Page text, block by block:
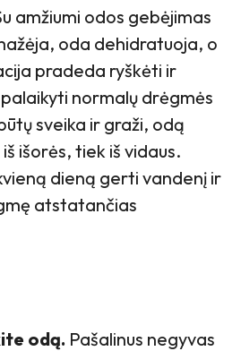
amžiumi odos gebėjimas
oda dehidratuoja, o
pradeda ryškėti ir
normalų drėgmės
sveika ir graži, odą
išorės, tiek iš vidaus.
dieną gerti vandenį ir
atstatančias
odą. Pašalinus negyvas